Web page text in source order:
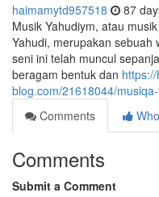
haimamytd957518 87
Musik Yahudiym, atau
Yahudi, merupakan sebuah
seni ini telah muncul
beragam bentuk dan
blog.com/21618044/
Comments
Comments
Submit a Comment